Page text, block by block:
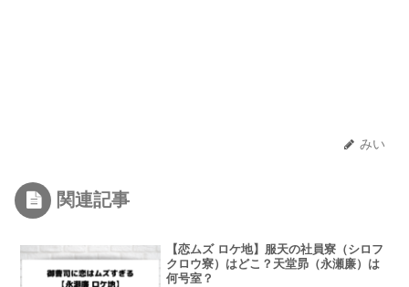
みい
関連記事
【恋ムズ ロケ地】服天の社員寮（シロフ
クロウ寮）はどこ？天堂昴（永瀬廉）は
何号室？